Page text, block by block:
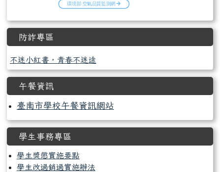
防詐專區
不迷小紅書，青春不迷途
午餐資訊
臺南市學校午餐資訊網站
學生事務專區
學生獎懲實施要點
學生改過銷過實施辦法